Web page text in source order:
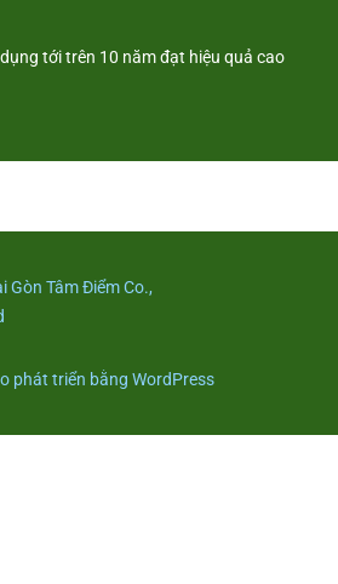
tới trên 10 năm đạt hiệu quả cao
Gòn Tâm Điểm Co.,
phát triển bằng WordPress